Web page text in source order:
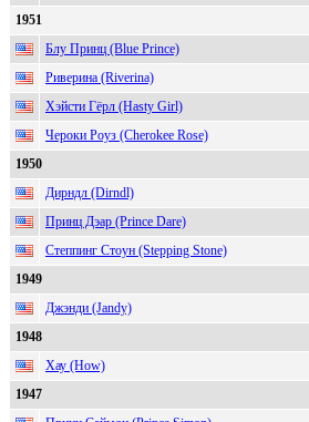
1951
Блу Принц (Blue Prince)
Риверина (Riverina)
Хэйсти Гёрл (Hasty Girl)
Чероки Роуз (Cherokee Rose)
1950
Дирндл (Dirndl)
Принц Дэар (Prince Dare)
Степпинг Стоун (Stepping Stone)
1949
Джэнди (Jandy)
1948
Хау (How)
1947